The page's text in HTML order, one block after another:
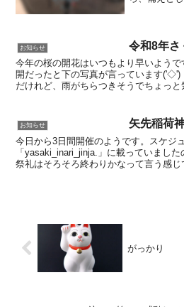
やり、思い
お知らせ 令和8年さ
今年の桜の開花はいつもより早いよう
開だったと下の写真が言っています('◇')
だけれど、雨がちらつきそうでちょっと
お知らせ 矢先稲荷
今日から3日間開催のようです。スケジ
「yasaki_inari_jinja.」に載っていまし
祭礼はそろそろ終わりかなって言う感じ
がっかり